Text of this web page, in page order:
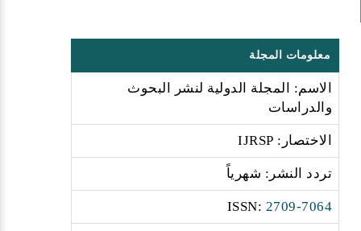
معلومات المجلة
الاسم: المجلة الدولية لنشر البحوث
والدراسات
الاختصار: IJRSP
تردد النشر: شهرياً
2709-7064
:ISSN